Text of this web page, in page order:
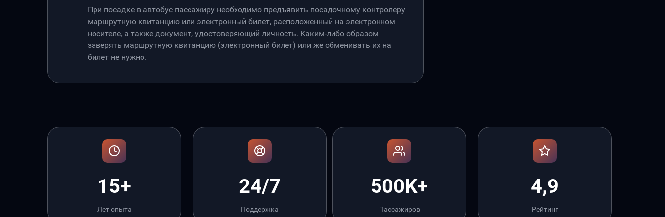
При посадке в автобус пассажиру необходимо предъявить посадочному контролеру
маршрутную квитанцию или электронный билет, расположенный на электронном
носителе, а также документ, удостоверяющий личность. Каким-либо образом
заверять маршрутную квитанцию (электронный билет) или же обменивать их на
билет не нужно.
15+
Лет опыта
24/7
Поддержка
500K+
Пассажиров
4,9
Рейтинг